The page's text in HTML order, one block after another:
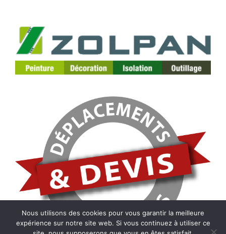
Nous utilisons des cookies pour vous garantir la meilleure
expérience sur notre site web. Si vous continuez à utiliser ce